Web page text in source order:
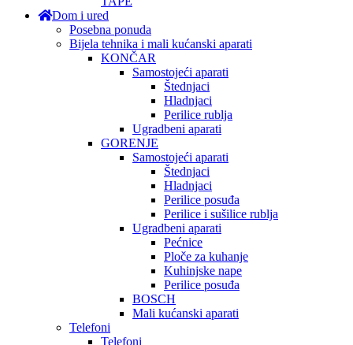
Dom i ured
Posebna ponuda
Bijela tehnika i mali kućanski aparati
KONČAR
Samostojeći aparati
Štednjaci
Hladnjaci
Perilice rublja
Ugradbeni aparati
GORENJE
Samostojeći aparati
Štednjaci
Hladnjaci
Perilice posuđa
Perilice i sušilice rublja
Ugradbeni aparati
Pećnice
Ploče za kuhanje
Kuhinjske nape
Perilice posuđa
BOSCH
Mali kućanski aparati
Telefoni
Telefoni